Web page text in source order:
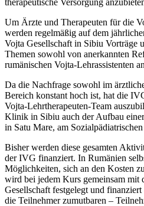
therapeutische Versorgung
Um Ärzte und Therapeuten für die
werden regelmäßig auf dem
Vojta Gesellschaft in Sibiu Vorträge
Themen sowohl von anerkannten
rumänischen Vojta-Lehrassistenten
Da die Nachfrage sowohl im
Bereich konstant hoch ist, hat die
Vojta-Lehrtherapeuten-Team
Klinik in Sibiu auch der Aufbau
in Satu Mare, am
Bisher werden diese gesamten
der IVG finanziert. In Rumänien
Möglichkeiten, sich an den Kosten
wird bei jedem Kurs gemeinsam mit
Gesellschaft festgelegt und
die Teilnehmer zumutbaren –